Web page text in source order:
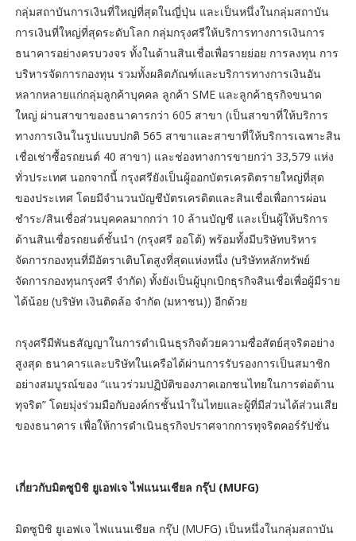
กลุ่มสถาบันการเงินที่ใหญ่ที่สุดในญี่ปุ่น และเป็นหนึ่งในกลุ่มสถาบัน
การเงินที่ใหญ่ที่สุดระดับโลก กลุ่มกรุงศรีให้บริการทางการเงินการ
ธนาคารอย่างครบวงจร ทั้งในด้านสินเชื่อเพื่อรายย่อย การลงทุน การ
บริหารจัดการกองทุน รวมทั้งผลิตภัณฑ์และบริการทางการเงินอัน
หลากหลายแก่กลุ่มลูกค้าบุคคล ลูกค้า SME และลูกค้าธุรกิจขนาด
ใหญ่ ผ่านสาขาของธนาคารกว่า 605 สาขา (เป็นสาขาที่ให้บริการ
ทางการเงินในรูปแบบปกติ 565 สาขาและสาขาที่ให้บริการเฉพาะสิน
เชื่อเช่าซื้อรถยนต์ 40 สาขา) และช่องทางการขายกว่า 33,579 แห่ง
ทั่วประเทศ นอกจากนี้ กรุงศรียังเป็นผู้ออกบัตรเครดิตรายใหญ่ที่สุด
ของประเทศ โดยมีจำนวนบัญชีบัตรเครดิตและสินเชื่อเพื่อการผ่อน
ชำระ/สินเชื่อส่วนบุคคลมากกว่า 10 ล้านบัญชี และเป็นผู้ให้บริการ
ด้านสินเชื่อรถยนต์ชั้นนำ (กรุงศรี ออโต้) พร้อมทั้งมีบริษัทบริหาร
จัดการกองทุนที่มีอัตราเติบโตสูงที่สุดแห่งหนึ่ง (บริษัทหลักทรัพย์
จัดการกองทุนกรุงศรี จำกัด) ทั้งยังเป็นผู้บุกเบิกธุรกิจสินเชื่อเพื่อผู้มีราย
ได้น้อย (บริษัท เงินติดล้อ จำกัด (มหาชน)) อีกด้วย
กรุงศรีมีพันธสัญญาในการดำเนินธุรกิจด้วยความซื่อสัตย์สุจริตอย่าง
สูงสุด ธนาคารและบริษัทในเครือได้ผ่านการรับรองการเป็นสมาชิก
อย่างสมบูรณ์ของ “แนวร่วมปฏิบัติของภาคเอกชนไทยในการต่อต้าน
ทุจริต” โดยมุ่งร่วมมือกับองค์กรชั้นนำในไทยและผู้ที่มีส่วนได้ส่วนเสีย
ของธนาคาร เพื่อให้การดำเนินธุรกิจปราศจากการทุจริตคอร์รัปชั่น
เกี่ยวกับมิตซูบิชิ ยูเอฟเจ ไฟแนนเชียล กรุ๊ป (MUFG)
มิตซูบิชิ ยูเอฟเจ ไฟแนนเชียล กรุ๊ป (MUFG) เป็นหนึ่งในกลุ่มสถาบัน